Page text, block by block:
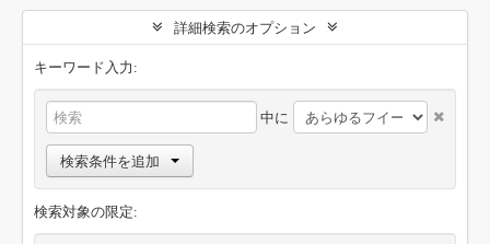
詳細検索のオプション
キーワード入力:
中に
検索条件を追加
検索対象の限定: